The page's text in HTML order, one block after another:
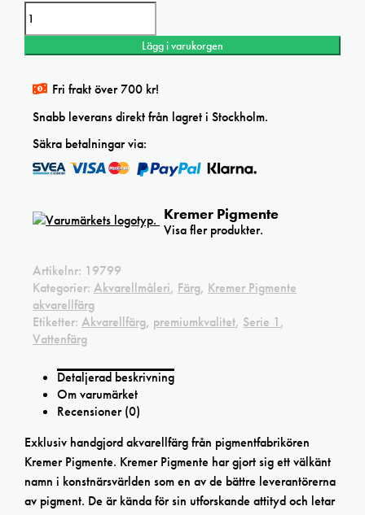
Kremer
Pigmente
akvarellfärg
Bideford
halvkopp
mängd
Lägg i varukorgen
Fri frakt över 700 kr!
Snabb leverans direkt från lagret i Stockholm.
Säkra betalningar via:
Kremer Pigmente
Visa fler produkter.
Artikelnr: 19799
Kategorier: Akvarellmåleri, Färg, Kremer Pigmente
akvarellfärg
Etiketter: Akvarellfärg, premiumkvalitet, Serie 1,
Vattenfärg
Detaljerad beskrivning
Om varumärket
Recensioner (0)
Exklusiv handgjord akvarellfärg från pigmentfabrikören
Kremer Pigmente. Kremer Pigmente har gjort sig ett välkänt
namn i konstnärsvärlden som en av de bättre leverantörerna
av pigment. De är kända för sin utforskande attityd och letar